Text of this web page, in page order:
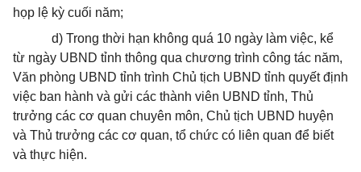
họp lệ kỳ cuối năm;
d) Trong thời hạn không quá 10 ngày làm việc, kể
từ ngày UBND tỉnh thông qua chương trình công tác năm,
Văn phòng UBND tỉnh trình Chủ tịch UBND tỉnh quyết định
việc ban hành và gửi các thành viên UBND tỉnh, Thủ
trưởng các cơ quan chuyên môn, Chủ tịch UBND huyện
và Thủ trưởng các cơ quan, tổ chức có liên quan để biết
và thực hiện.